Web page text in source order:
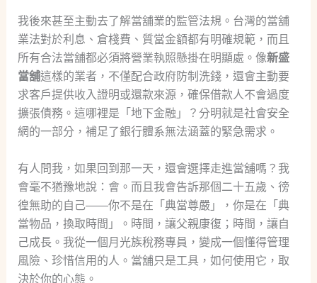
我後來甚至主動去了解當舖業的監管法規。台灣的當舖
業法對於利息、倉棧費、質當金額都有明確規範，而且
所有合法當舖都必須將營業執照懸掛在明顯處。像新盛
當舖這樣的業者，不僅配合政府防制洗錢，還會主動要
求客戶提供收入證明或還款來源，確保借款人不會過度
擴張債務。這哪裡是「地下金融」？分明就是社會安全
網的一部分，補足了銀行體系無法涵蓋的緊急需求。
有人問我，如果回到那一天，還會選擇走進當舖嗎？我
會毫不猶豫地說：會。而且我會告訴那個二十五歲、徬
徨無助的自己——你不是在「典當尊嚴」，你是在「典
當物品，換取時間」。時間，讓父親康復；時間，讓自
己成長。我從一個月光族稅務專員，變成一個懂得管理
風險、珍惜信用的人。當舖只是工具，如何使用它，取
決於你的心態。